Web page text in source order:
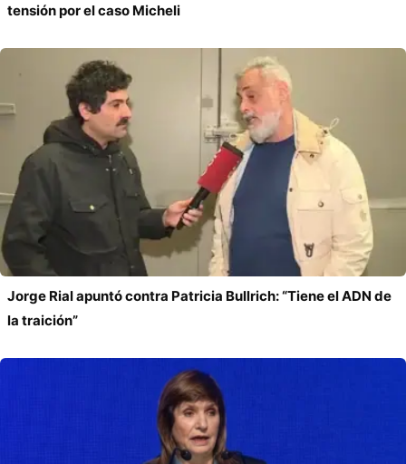
tensión por el caso Micheli
Jorge Rial apuntó contra Patricia Bullrich: “Tiene el ADN de
la traición”